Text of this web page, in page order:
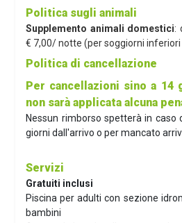
Politica sugli animali
Supplemento animali domestici:
€ 7,00/ notte (per soggiorni inferiori
Politica di cancellazione
Per cancellazioni sino a 14
non sarà applicata alcuna
Nessun rimborso spetterà in caso
giorni dall'arrivo o per mancato
Servizi
Gratuiti inclusi
Piscina per adulti con sezione
bambini